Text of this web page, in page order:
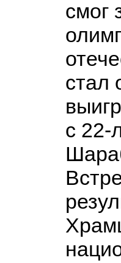
смог
стал
с 22-